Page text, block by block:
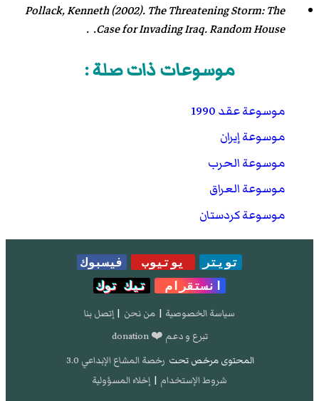
الجديد, أربيل ــ العربي."كردستان العراق: حل المشاكل
الداخلية قبل الانفصال".
alaraby. مؤرشف من
Pollack, Kenneth (2002).The Threatening Storm: The
Case for Invading Iraq. Random House. .
موسوعات ذات صلة :
موسوعة عقد 1990
موسوعة إيران
موسوعة الحرب
موسوعة العراق
موسوعة كردستان
تويتر يوتيوب
فيسبوك
انستقرام
تيك توك
سياسة الخصوصية | من نحن | إتصل بنا
تبرع و دعم ❤️ donation
المحتوى مرخص تحت رخصة المشاع الإبداعي 3.0
شروط الإستخدام | إخلاء المسؤولية